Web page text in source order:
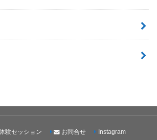
験セッション お問合せ Instagram